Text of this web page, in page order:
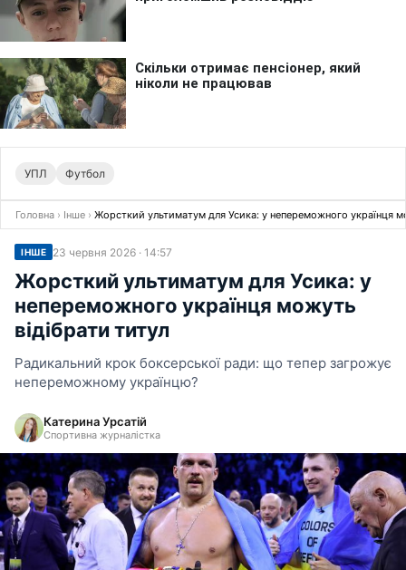
УПЛ Футбол
Головна › Інше › Жорсткий ультиматум для Усика: у непереможного українця
ІНШЕ 23 червня 2026 · 14:57
Жорсткий ультиматум для Усика: у
непереможного українця можуть
відібрати титул
Радикальний крок боксерської ради: що тепер загрожує
непереможному українцю?
Катерина Урсатій
Спортивна журналістка